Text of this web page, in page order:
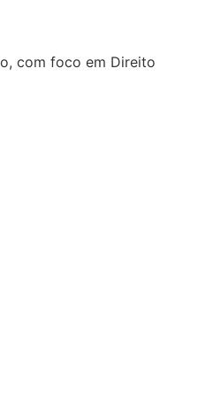
com foco em Direito